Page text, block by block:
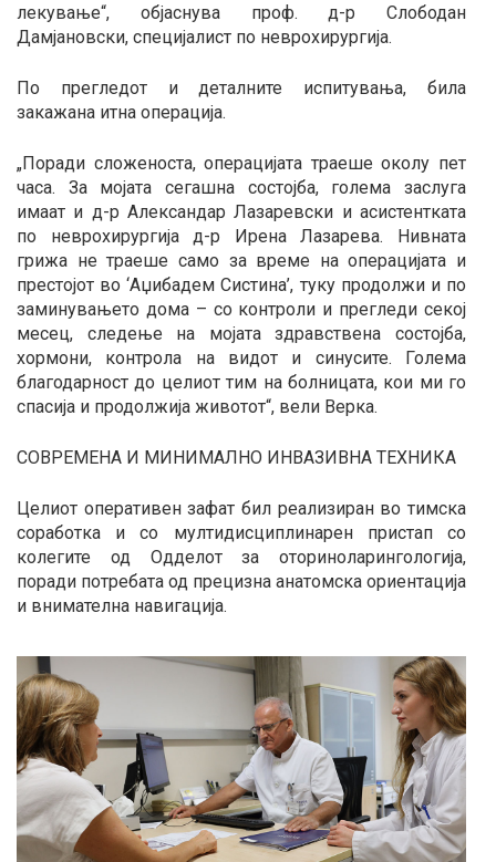
лекување“, објаснува проф. д-р Слободан
Дамјановски, специјалист по неврохирургија.
По прегледот и деталните испитувања, била
закажана итна операција.
„Поради сложеноста, операцијата траеше околу пет
часа. За мојата сегашна состојба, голема заслуга
имаат и д-р Александар Лазаревски и асистентката
по неврохирургија д-р Ирена Лазарева. Нивната
грижа не траеше само за време на операцијата и
престојот во ‘Аџибадем Систина’, туку продолжи и по
заминувањето дома – со контроли и прегледи секој
месец, следење на мојата здравствена состојба,
хормони, контрола на видот и синусите. Голема
благодарност до целиот тим на болницата, кои ми го
спасија и продолжија животот“, вели Верка.
СОВРЕМЕНА И МИНИМАЛНО ИНВАЗИВНА ТЕХНИКА
Целиот оперативен зафат бил реализиран во тимска
соработка и со мултидисциплинарен пристап со
колегите од Одделот за оториноларингологија,
поради потребата од прецизна анатомска ориентација
и внимателна навигација.